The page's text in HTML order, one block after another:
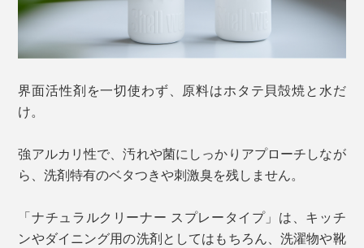
界面活性剤を一切使わず、原料はホタテ貝殻焼と水だ
け。
強アルカリ性で、汚れや菌にしっかりアプローチしなが
ら、洗剤特有のベタつきや刺激臭を残しません。
「ナチュラルクリーナー スプレータイプ」は、キッチ
ンやダイニング用の洗剤としてはもちろん、洗濯物や靴